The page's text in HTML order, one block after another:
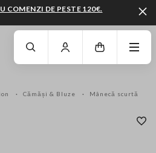
DERULEAZĂ ÎN JOS
COMENZI DE PESTE 120€.
Cămăși & Bluze Mânecă scurtă